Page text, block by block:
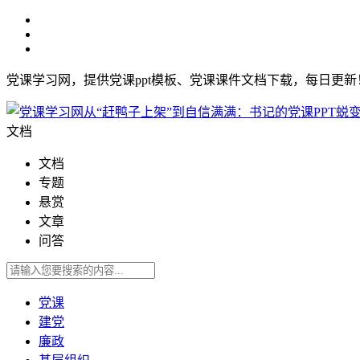
党课学习网，提供党课ppt模板、党课课件文档下载，每日更新
文档
文档
专题
悬赏
文章
问答
党课
建党
廉政